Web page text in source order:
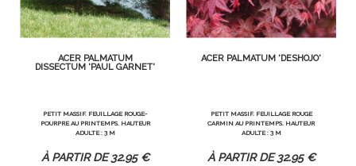
ACER PALMATUM
DISSECTUM 'PAUL GARNET'
PETIT MASSIF. FEUILLAGE ROUGE-
POURPRE AU PRINTEMPS. HAUTEUR
ADULTE : 3 M
32.95 €
ACER PALMATUM 'DESHOJO'
PETIT MASSIF. FEUILLAGE ROUGE
CARMIN AU PRINTEMPS. HAUTEUR
ADULTE : 3 M
32.95 €